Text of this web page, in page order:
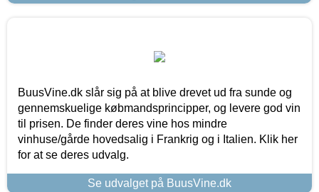
BuusVine.dk slår sig på at blive drevet ud fra sunde og
gennemskuelige købmandsprincipper, og levere god vin
til prisen. De finder deres vine hos mindre
vinhuse/gårde hovedsalig i Frankrig og i Italien. Klik her
for at se deres udvalg.
Se udvalget på BuusVine.dk